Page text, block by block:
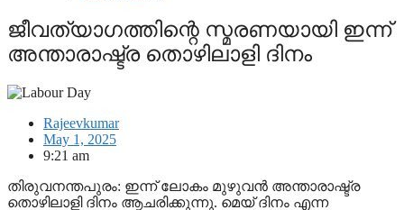
ജീവത്യാഗത്തിന്റെ സ്മരണയായി ഇന്ന്
അന്താരാഷ്ട്ര തൊഴിലാളി ദിനം
Rajeevkumar
May 1, 2025
9:21 am
തിരുവനന്തപുരം: ഇന്ന് ലോകം മുഴുവൻ അന്താരാഷ്ട്ര
തൊഴിലാളി ദിനം ആചരിക്കുന്നു. മെയ് ദിനം എന്ന